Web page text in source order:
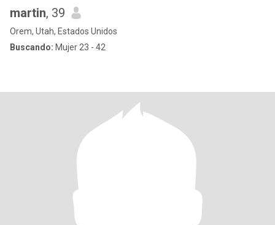
martin, 39
Orem, Utah, Estados Unidos
Buscando: Mujer 23 - 42